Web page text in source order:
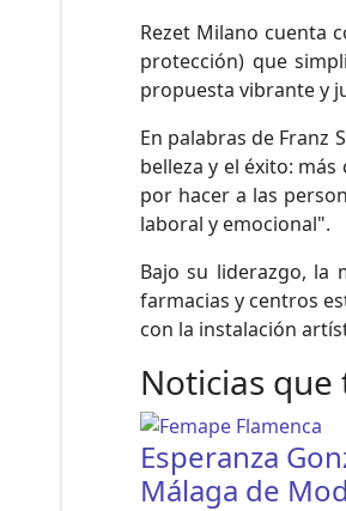
Rezet Milano cuenta
protección) que
propuesta vibrante y
En palabras de
belleza y el éxito:
por hacer a las
laboral y emocional".
Bajo su liderazgo, la
farmacias y centros
con la instalación
Noticias
Esperanza
Málaga de